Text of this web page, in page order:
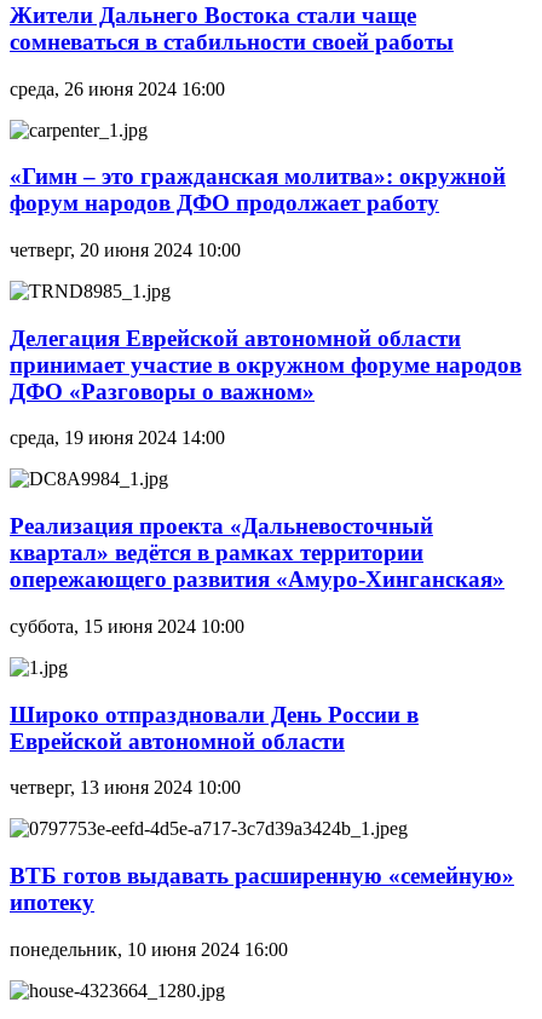
Жители Дальнего Востока стали чаще
сомневаться в стабильности своей работы
среда, 26 июня 2024 16:00
«Гимн – это гражданская молитва»: окружной
форум народов ДФО продолжает работу
четверг, 20 июня 2024 10:00
Делегация Еврейской автономной области
принимает участие в окружном форуме народов
ДФО «Разговоры о важном»
среда, 19 июня 2024 14:00
Реализация проекта «Дальневосточный
квартал» ведётся в рамках территории
опережающего развития «Амуро-Хинганская»
суббота, 15 июня 2024 10:00
Широко отпраздновали День России в
Еврейской автономной области
четверг, 13 июня 2024 10:00
ВТБ готов выдавать расширенную «семейную»
ипотеку
понедельник, 10 июня 2024 16:00